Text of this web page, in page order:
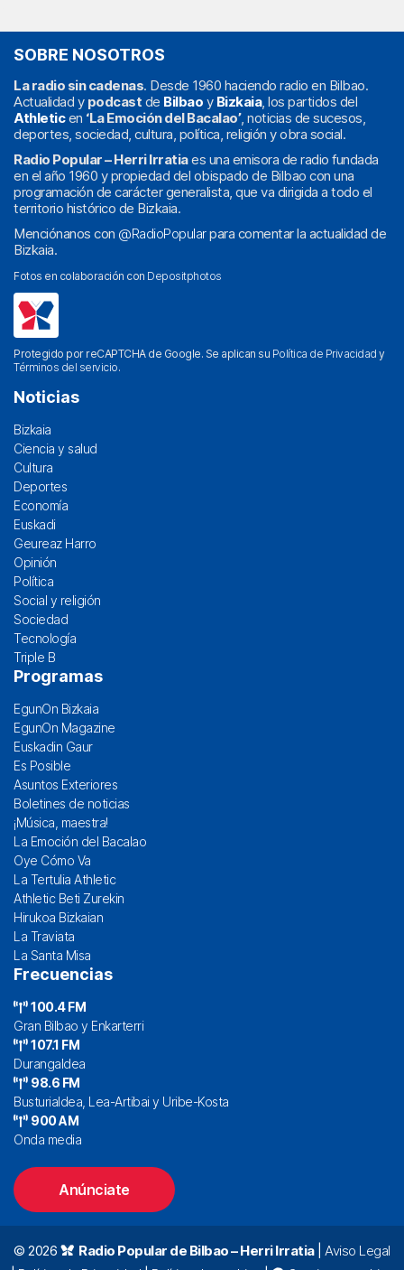
SOBRE NOSOTROS
La radio sin cadenas. Desde 1960 haciendo radio en Bilbao.
Actualidad y podcast de Bilbao y Bizkaia, los partidos del
Athleticen ‘La Emoción del Bacalao’, noticias de sucesos,
deportes, sociedad, cultura, política, religión y obra social.
Radio Popular – Herri Irratiaes una emisora de radio fundada
en el año 1960 y propiedad del obispado de Bilbao con una
programación de carácter generalista, que va dirigida a todo el
territorio histórico de Bizkaia.
Menciónanos con @RadioPopularpara comentar la actualidad de
Bizkaia.
Fotos en colaboración con Depositphotos
Protegido por reCAPTCHA de Google. Se aplican su Política de Privacidad y
Términos del servicio.
Noticias
Bizkaia
Ciencia y salud
Cultura
Deportes
Economía
Euskadi
Geureaz Harro
Opinión
Política
Social y religión
Sociedad
Tecnología
Triple B
Programas
EgunOn Bizkaia
EgunOn Magazine
Euskadin Gaur
Es Posible
Asuntos Exteriores
Boletines de noticias
¡Música, maestra!
La Emoción del Bacalao
Oye Cómo Va
La Tertulia Athletic
Athletic Beti Zurekin
Hirukoa Bizkaian
La Traviata
La Santa Misa
Frecuencias
100.4 FM
Gran Bilbao y Enkarterri
107.1 FM
Durangaldea
98.6 FM
Busturialdea, Lea-Artibai y Uribe-Kosta
900 AM
Onda media
Anúnciate
© 2026 Radio Popular de Bilbao – Herri Irratia|Aviso Legal